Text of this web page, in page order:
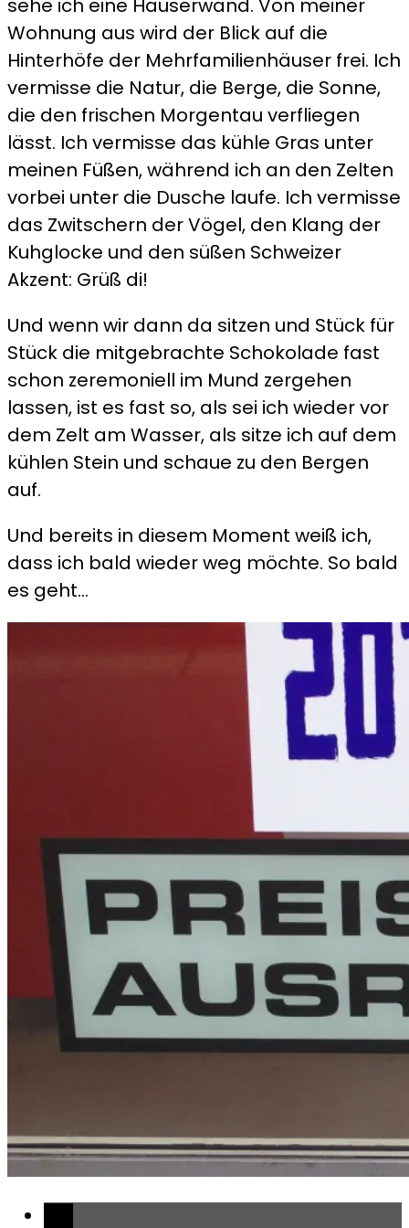
sehe ich eine Häuserwand. Von meiner
Wohnung aus wird der Blick auf die
Hinterhöfe der Mehrfamilienhäuser frei. Ich
vermisse die Natur, die Berge, die Sonne,
die den frischen Morgentau verfliegen
lässt. Ich vermisse das kühle Gras unter
meinen Füßen, während ich an den Zelten
vorbei unter die Dusche laufe. Ich vermisse
das Zwitschern der Vögel, den Klang der
Kuhglocke und den süßen Schweizer
Akzent: Grüß di!
Und wenn wir dann da sitzen und Stück für
Stück die mitgebrachte Schokolade fast
schon zeremoniell im Mund zergehen
lassen, ist es fast so, als sei ich wieder vor
dem Zelt am Wasser, als sitze ich auf dem
kühlen Stein und schaue zu den Bergen
auf.
Und bereits in diesem Moment weiß ich,
dass ich bald wieder weg möchte. So bald
es geht…